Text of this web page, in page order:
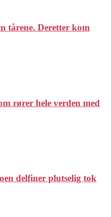
tårene. Deretter kom
rører hele verden med
delfiner plutselig tok